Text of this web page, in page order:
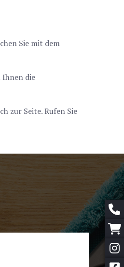
Sie mit dem
Ihnen die
zur Seite. Rufen Sie